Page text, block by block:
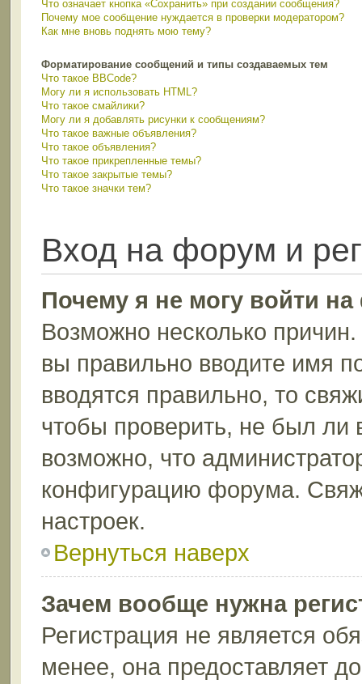
Что означает кнопка «Сохранить» при создании сообщения?
Почему мое сообщение нуждается в проверки модератором?
Как мне вновь поднять мою тему?
Форматирование сообщений и типы создаваемых тем
Что такое BBCode?
Могу ли я использовать HTML?
Что такое смайлики?
Могу ли я добавлять рисунки к сообщениям?
Что такое важные объявления?
Что такое объявления?
Что такое прикрепленные темы?
Что такое закрытые темы?
Что такое значки тем?
Вход на форум и
Почему я не могу войти
Возможно несколько
вы правильно вводите имя
вводятся правильно, то
чтобы проверить, не был ли
возможно, что
конфигурацию форума.
настроек.
Вернуться наверх
Зачем вообще нужна
Регистрация не является
менее, она предоставляет